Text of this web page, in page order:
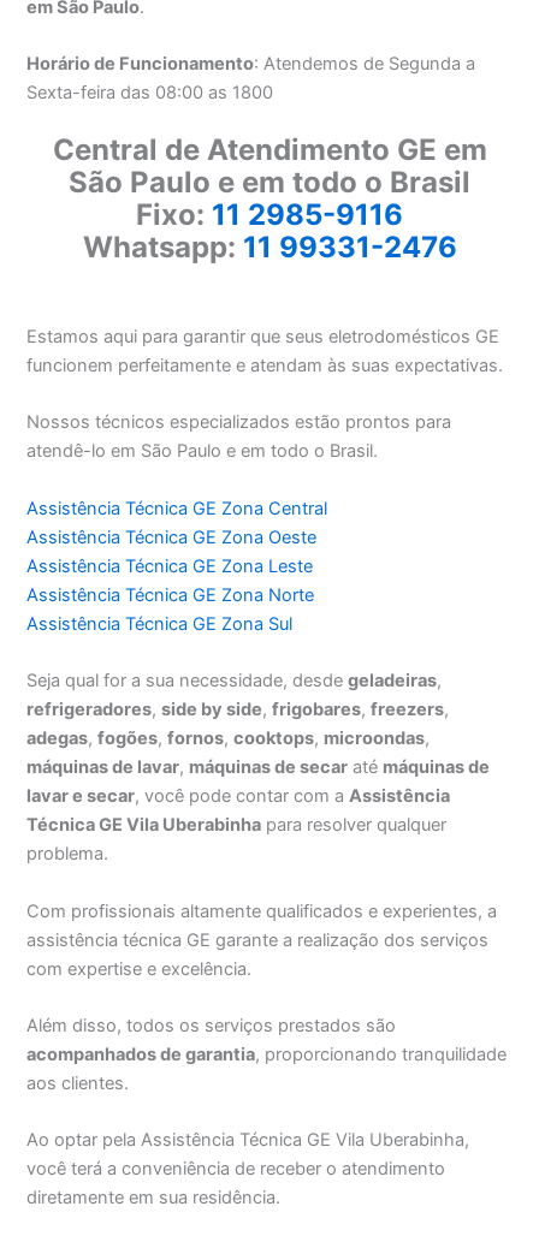
em São Paulo.
Horário de Funcionamento: Atendemos de Segunda a
Sexta-feira das 08:00 as 1800
Central de Atendimento GE em
São Paulo e em todo o Brasil
Fixo: 11 2985-9116
Whatsapp: 11 99331-2476
Estamos aqui para garantir que seus eletrodomésticos GE
funcionem perfeitamente e atendam às suas expectativas.
Nossos técnicos especializados estão prontos para
atendê-lo em São Paulo e em todo o Brasil.
Assistência Técnica GE Zona Central
Assistência Técnica GE Zona Oeste
Assistência Técnica GE Zona Leste
Assistência Técnica GE Zona Norte
Assistência Técnica GE Zona Sul
Seja qual for a sua necessidade, desdegeladeiras,
refrigeradores,side by side,frigobares,freezers,
adegas,fogões,fornos,cooktops, microondas,
máquinas de lavar, máquinas de secar até máquinas de
lavar e secar, você pode contar com aAssistência
Técnica GE Vila Uberabinha para resolver qualquer
problema.
Com profissionais altamente qualificados e experientes, a
assistência técnica GE garante a realização dos serviços
com expertise e excelência.
Além disso, todos os serviços prestados são
acompanhados de garantia, proporcionando tranquilidade
aos clientes.
Ao optar pela Assistência Técnica GE Vila Uberabinha,
você terá a conveniência de receber o atendimento
diretamente em sua residência.